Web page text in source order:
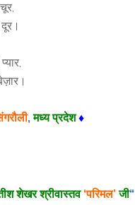
, मध्य प्रदेश ♦
शेखर श्रीवास्तव‘परिमल’जी“